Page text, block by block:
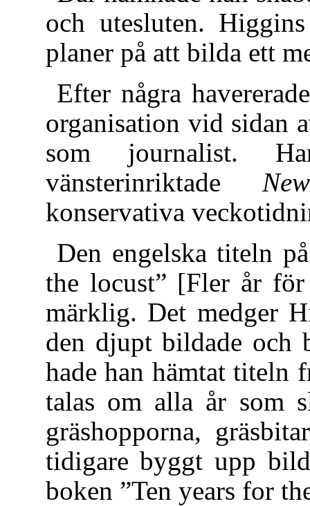
och utesluten.
planer på att bilda ett
Efter några
organisation vid sidan
som journalist.
vänsterinriktade
konservativa
Den engelska titeln
the locust” [Fler år
märklig. Det medger
den djupt bildade och
hade han hämtat titeln
talas om alla år som
gräshopporna,
tidigare byggt upp
boken ”Ten years for